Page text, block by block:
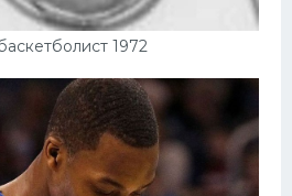
1972